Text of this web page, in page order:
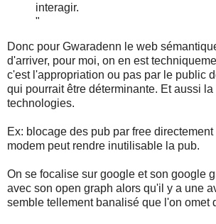
interagir.
"
Donc pour Gwaradenn le web
d'arriver, pour moi, on en est
c'est l'appropriation ou pas par le public
qui pourrait être déterminante. Et aussi
technologies.
Ex: blocage des pub par free
modem peut rendre inutilisable la pub.
On se focalise sur google et son google
avec son open graph alors qu'il y a une
semble tellement banalisé que l'on omet